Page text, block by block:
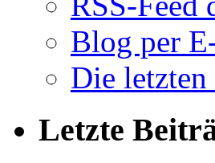
Blog per
Die
Letzte